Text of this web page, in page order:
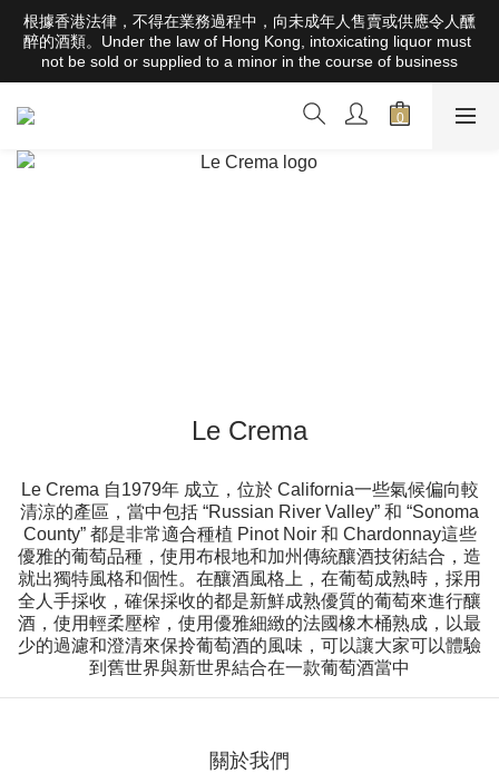
根據香港法律，不得在業務過程中，向未成年人售賣或供應令人醺
醉的酒類。Under the law of Hong Kong, intoxicating liquor must
not be sold or supplied to a minor in the course of business
根據香港法律，不得在業務過程中，向未成年人售賣或供應令人醺
醉的酒類。Under the law of Hong Kong, intoxicating liquor must
not be sold or supplied to a minor in the course of business
全店滿HK$1000 免運費（香港）； HK$2500 免運費（澳門）；
SGD800 免運費（新加坡）；TWD20,000免運費（台灣）；
Le Crema
Le Crema 自1979年 成立，位於 California一些氣候偏向較
清涼的產區，當中包括 “Russian River Valley” 和 “Sonoma
County” 都是非常適合種植 Pinot Noir 和 Chardonnay這些
優雅的葡萄品種，使用布根地和加州傳統釀酒技術結合，造
就出獨特風格和個性。在釀酒風格上，在葡萄成熟時，採用
全人手採收，確保採收的都是新鮮成熟優質的葡萄來進行釀
酒，使用輕柔壓榨，使用優雅細緻的法國橡木桶熟成，以最
少的過濾和澄清來保拎葡萄酒的風味，可以讓大家可以體驗
到舊世界與新世界結合在一款葡萄酒當中
關於我們